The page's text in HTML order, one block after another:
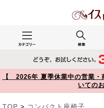
【 2026年 夏季休業中の営業・
いての